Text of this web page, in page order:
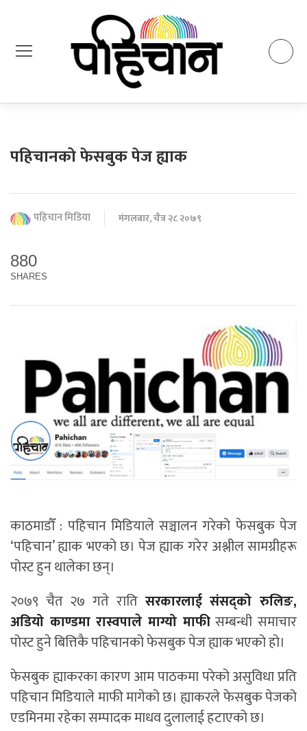
पहिचानको फेसबुक पेज ह्याक
पहिचान मिडिया मंगलबार, चैत्र २८ २०७९
880
SHARES
काठमाडौँ : पहिचान मिडियाले सञ्चालन गरेको फेसबुक पेज
‘पहिचान’ ह्याक भएको छ। पेज ह्याक गरेर अश्लील सामग्रीहरू
पोस्ट हुन थालेका छन्।
२०७९ चैत २७ गते राति सरकारलाई संसद्को रुलिङ,
अडियो काण्डमा रास्वपाले माग्यो माफीसम्बन्धी समाचार
पोस्ट हुने बित्तिकै पहिचानको फेसबुक पेज ह्याक भएको हो।
फेसबुक ह्याकरका कारण आम पाठकमा परेको असुविधा प्रति
पहिचान मिडियाले माफी मागेको छ। ह्याकरले फेसबुक पेजको
एडमिनमा रहेका सम्पादक माधव दुलालाई हटाएको छ।